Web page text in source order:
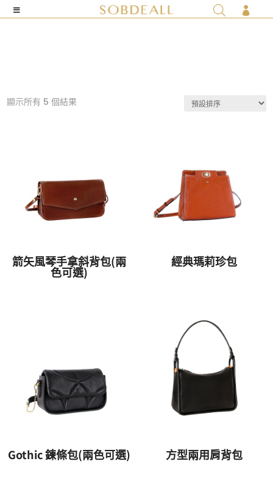

顯示所有 5 個結果
箭矢風琴手拿斜背包(兩
色可選)
經典瑪莉珍包
Gothic 鍊條包(兩色可選) 方型兩用肩背包